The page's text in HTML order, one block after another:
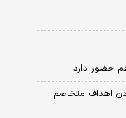
حضور دارد
اهداف متخاصم